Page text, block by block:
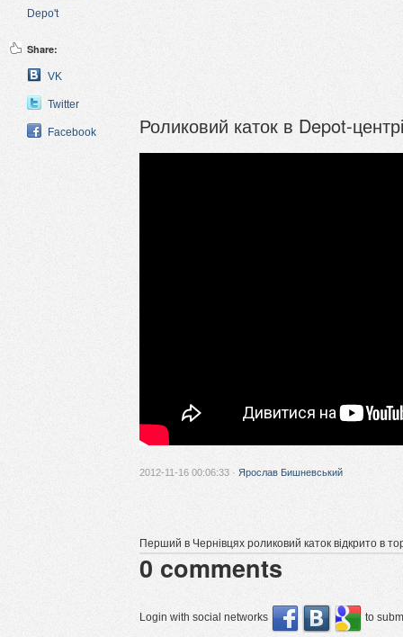
Depo't
Share:
VK
Twitter
Facebook Роликовий каток в Depot-центрі
2012-11-16 00:06:33 · Ярослав Бишневський
Перший в Чернівцях роликовий каток відкрито в
0 comments
Login with social networks to